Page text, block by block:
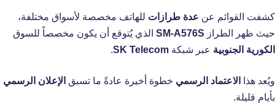
كشفت القوائم عن عدة طرازات للهاتف مخصصة لأسواق مختلفة،
حيث ظهر الطراز SM-A576S الذي يُتوقع أن يكون مخصصاً للسوق
الكورية الجنوبية عبر شبكة SK Telecom
.
ويُعد هذا الاعتماد الرسمي خطوة أخيرة عادةً ما تسبق الإعلان الرسمي
بأيام قليلة.